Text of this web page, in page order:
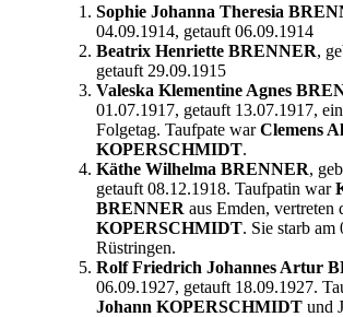
Sophie Johanna Theresia
04.09.1914, getauft 06.09.1914
Beatrix Henriette BRENNER,
getauft 29.09.1915
Valeska Klementine Agnes
01.07.1917, getauft 13.07.1917,
Folgetag. Taufpate warClemens
KOPERSCHMIDT.
Käthe Wilhelma BRENNER,
getauft 08.12.1918. Taufpatin war
BRENNER aus Emden, vertreten
KOPERSCHMIDT. Sie starb am
Rüstringen.
Rolf Friedrich Johannes Artur
06.09.1927, getauft 18.09.1927.
Johann KOPERSCHMIDT und